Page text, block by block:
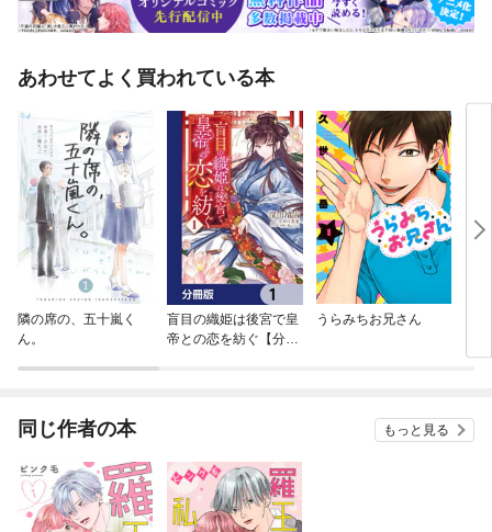
あわせてよく買われている本
隣の席の、五十嵐く
ん。
盲目の織姫は後宮で皇
帝との恋を紡ぐ【分冊
うらみちお兄さん
同じ作者の本 もっと見る